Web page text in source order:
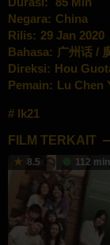
Negara: China
Rilis: 29 Jan 2020
Bahasa: 广州话 /
Direksi: Hou
Pemain: Lu Chen
lk21
FILM TERKAIT
8.5 112 min